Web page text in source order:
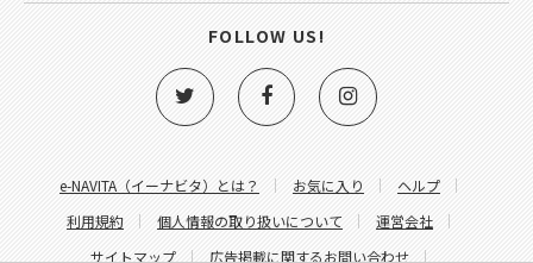
e-NAVITA（イーナビタ）とは？ お気に入り
ヘルプ
利用規約
個人情報の取り扱いについて
運営会社
サイトマップ
広告掲載に関するお問い合わせ
FOLLOW US!